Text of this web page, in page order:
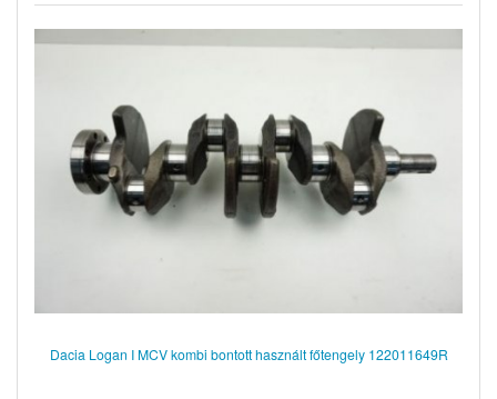
Dacia Logan I MCV kombi bontott használt főtengely 122011649R